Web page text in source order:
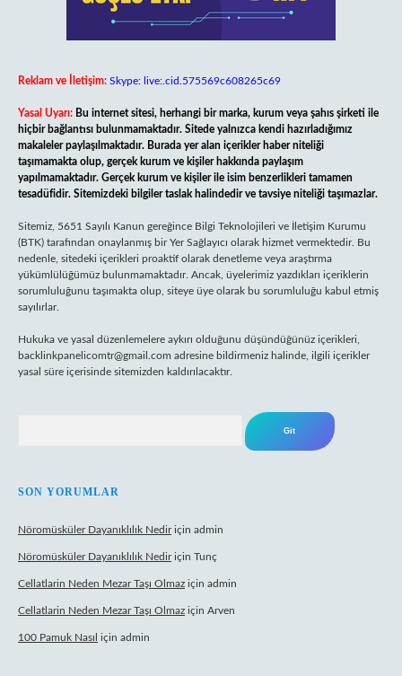
Reklam ve İletişim: Skype: live:.cid.575569c608265c69
Yasal Uyarı: Bu internet sitesi, herhangi bir marka, kurum veya şahıs şirketi ile
hiçbir bağlantısı bulunmamaktadır. Sitede yalnızca kendi hazırladığımız
makaleler paylaşılmaktadır. Burada yer alan içerikler haber niteliği
taşımamakta olup, gerçek kurum ve kişiler hakkında paylaşım
yapılmamaktadır. Gerçek kurum ve kişiler ile isim benzerlikleri tamamen
tesadüfidir. Sitemizdeki bilgiler taslak halindedir ve tavsiye niteliği taşımazlar.
Sitemiz, 5651 Sayılı Kanun gereğince Bilgi Teknolojileri ve İletişim Kurumu
(BTK) tarafından onaylanmış bir Yer Sağlayıcı olarak hizmet vermektedir. Bu
nedenle, sitedeki içerikleri proaktif olarak denetleme veya araştırma
yükümlülüğümüz bulunmamaktadır. Ancak, üyelerimiz yazdıkları içeriklerin
sorumluluğunu taşımakta olup, siteye üye olarak bu sorumluluğu kabul etmiş
sayılırlar.
Hukuka ve yasal düzenlemelere aykırı olduğunu düşündüğünüz içerikleri,
backlinkpanelicomtr@gmail.com adresine bildirmeniz halinde, ilgili içerikler
yasal süre içerisinde sitemizden kaldırılacaktır.
SON YORUMLAR
Nöromüsküler Dayanıklılık Nediriçin admin
Nöromüsküler Dayanıklılık Nediriçin Tunç
Cellatlarin Neden Mezar Taşı Olmaz için admin
Cellatlarin Neden Mezar Taşı Olmaz için Arven
100 Pamuk Nasıl için admin